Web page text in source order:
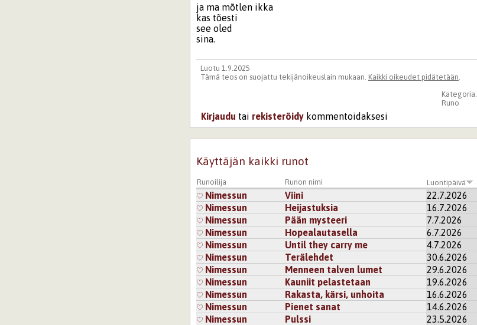
ja ma mõtlen ikka
kas tõesti
see oled
sina.
Luotu 1.9.2025
Tämä teos on suojattu tekijänoikeuslain mukaan. Kaikki oikeudet pidätetään.
Kategoria:
Runo
Kirjaudu tai rekisteröidy kommentoidaksesi
Käyttäjän kaikki runot
Runoilija Runon nimi Luontipäivä
Nimessun Viini 22.7.2026
Nimessun
Heijastuksia 16.7.2026
Nimessun
Pään mysteeri 7.7.2026
Nimessun
Hopealautasella 6.7.2026
Nimessun
Until they carry me 4.7.2026
Nimessun
Terälehdet 30.6.2026
Nimessun
Menneen talven lumet 29.6.2026
Nimessun
Kauniit pelastetaan 19.6.2026
Nimessun
Rakasta, kärsi, unhoita 16.6.2026
Nimessun
Pienet sanat 14.6.2026
Nimessun
Pulssi 23.5.2026